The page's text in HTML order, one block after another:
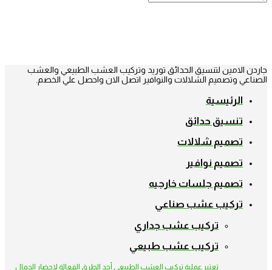
جاردن الامين لتنسيق الحدائق توريد وتركيب العشب الطبيعي والعشب
الصناعي وتصميم الشلالات والنوافير اتصل الان واحصل علي الخصم.
الرئيسية
تنسيق حدائق
تصميم شلالات
تصميم نوافير
تصميم جلسات خارجيه
تركيب عشب صناعي
تركيب عشب جداري
تركيب عشب طبيعي
تعتبر عملية تركيب العشب الطبيعي أحد الطرق الفعالة لإحضار الجمال